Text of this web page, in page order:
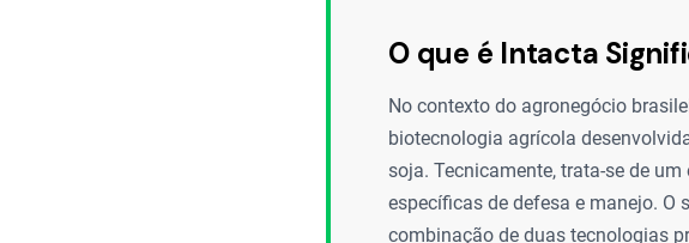
O que é Intacta
No contexto do agronegócio
biotecnologia agrícola
soja. Tecnicamente, trata-se de
específicas de defesa e manejo.
combinação de duas tecnologias